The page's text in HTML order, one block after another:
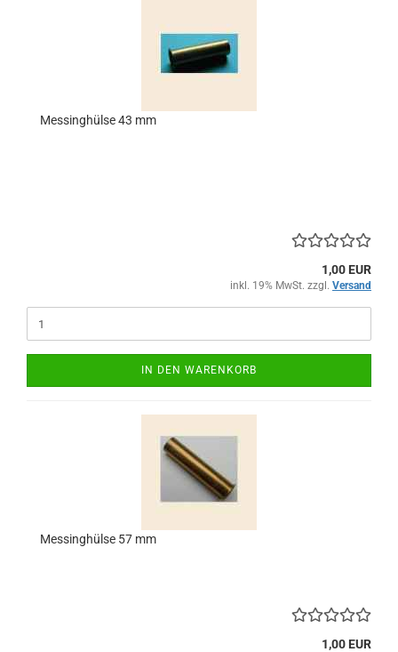
Messinghülse 43 mm
1,00 EUR
inkl. 19% MwSt. zzgl. Versand
IN DEN WARENKORB
Messinghülse 57 mm
1,00 EUR